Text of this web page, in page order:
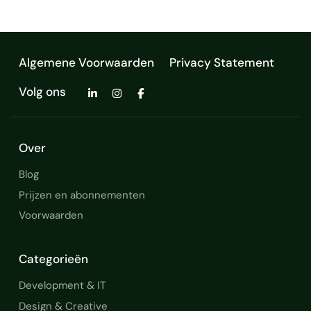
Algemene Voorwaarden
Privacy Statement
Volg ons
Over
Blog
Prijzen en abonnementen
Voorwaarden
Categorieën
Development & IT
Design & Creative